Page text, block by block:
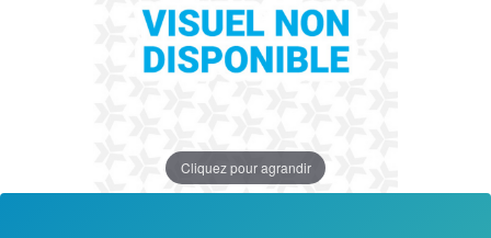
Cliquez pour agrandir